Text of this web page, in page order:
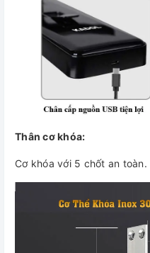
Thân cơ khóa:
Cơ khóa với 5 chốt an